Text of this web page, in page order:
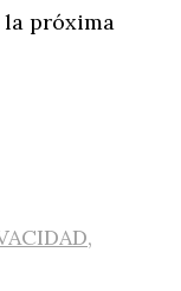
la próxima